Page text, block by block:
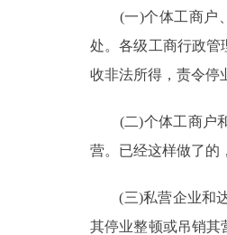
(一)个体工商户、
处。各级工商行政管
收非法所得，责令停
(二)个体工商户和
营。已经这样做了的
(三)私营企业和达
其停业整顿或吊销其